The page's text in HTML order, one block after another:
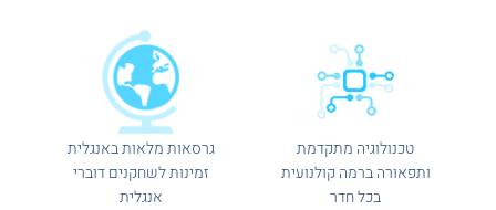
גרסאות מלאות באנגלית
זמינות לשחקנים דוברי
אנגלית
טכנולוגיה מתקדמת
ותפאורה ברמה קולנועית
בכל חדר